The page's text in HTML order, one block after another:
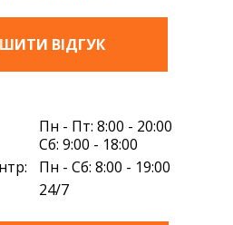
ВIДГУК
Пн - Пт: 8:00 - 20:00
Сб: 9:00 - 18:00
Пн - Сб: 8:00 - 19:00
24/7